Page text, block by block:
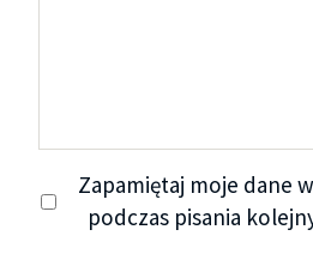
Zapamiętaj moje dane
podczas pisania